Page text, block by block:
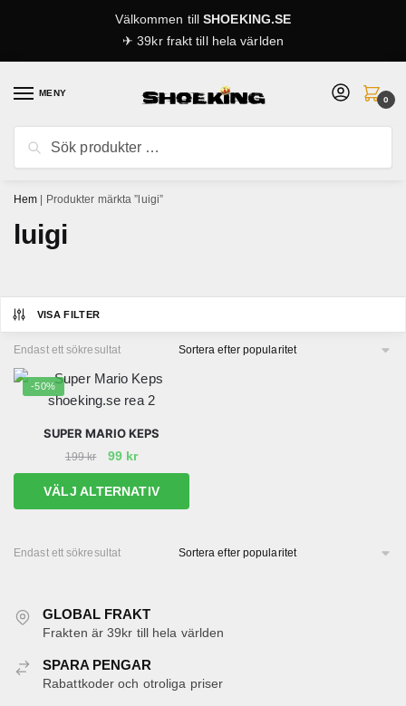
Välkommen tillSHOEKING.SE
✈ 39kr frakt till hela världen
MENY
efter:
Sök
0
Hem | Produkter märkta ”luigi”
luigi
VISA FILTER
Endast ett sökresultat
-50%
SUPER MARIO KEPS
199kr
Det
ursprungliga
priset
var:
99 krDet
nuvarande
priset
är:
VÄLJ ALTERNATIV
Den
här
har
De
olika
alternativen
kan
Endast ett sökresultat
GLOBAL FRAKT
Frakten är 39kr till hela världen
SPARA PENGAR
Rabattkoder och otroliga priser